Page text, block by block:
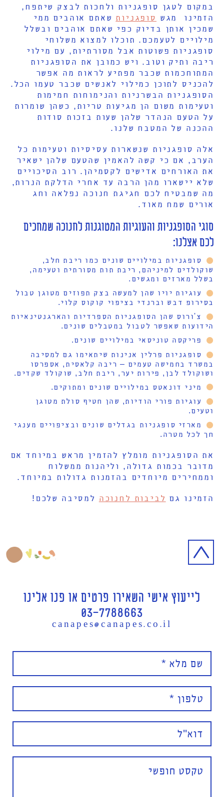
במקום לטגן סופגניות ולחכות לבצק שיתפח,
הזמינו מגש סופגניות שאתם אוהבים ממי
שמכין אותן בדיוק כפי שאתם אוהבים ובשלל
מילויים לטעמכם. תוכלו למצוא משלוחי
סופגניות פשוטות אבל מסורתיות, עם מילוי
ריבה ותיק וטוב. ויש כמובן את הסופגניות
המתוחכמות שכבר מפתיע לראות מה אפשר
להכניס לתוכן כמילוי לאנשים שכבר טעמו הכל.
הסופגניות הבשרניות והנימוחות חמימות
וטעימות משום הן מגיעות טריות, כשהן שומרות
על הטעם הנהדר שלהן שעות בזכות סודות
ההכנה של המטבח שלנו.
אלה סופגניות שנשארות עסיסיות וטעימות כל
הערב, אם כי קשה להאמין שהטעם שלהן ישאיר
את האורחים אדישים לקסמיהן. רוב הסיכויים
שלא יישארו מהן הרבה עד אחרי הדלקת הנרות,
מה שמבטיח לכם חגיגת חנוכה נפלאה וחג
אורים שמח מאוד.
סוגי הסופגניות והעוגיות המטוגנות לחנוכה שמחכים
לכם אצלנו:
סופגניות במילויים שונים כמו ריבת חלב,
שוקולדים למיניהם, ריבת תות מסורתית וטעימה,
בשלל מארזים ומגשים.
עוגיות יויו שהן למעשה בצק תפוזים מטוגן טבול
בסירופ דבש וברנדי בציפוי קוקוס קלוי.
צ'ורוס שהן הסופגניות הספרדיות והארגנטינאיות
הידועות שאפשר לטבול במטבלים שונים.
פריקסה טוניסאי במילויים שונים.
סופגניות פרלין אנינות שיתאימו גם למסיבה
במשרד בחמישה טעמים – ריבה קלאסית, אספרסו
ושוקולד לבן, פירות יער, ריבת חלב, שוקולד שקדים.
מיני דונאטס במילויים שונים ומתוקים.
עוגיות פורי הודיות, שהן חטיף סולת מטוגן
וטעים.
מארזי סופגניות בגדלים שונים ובציפויים מענגי
חך לכל מטרה.
את הסופגניות מומלץ להזמין מראש במיוחד אם
מדובר בכמות גדולה, וליהנות ממשלוח
וממחירים מיוחדים בהזמנות גדולות במיוחד.
הזמינו גם לביבות לחנוכה למסיבה שלכם!
לייעוץ אישי השאירו פרטים או פנו אלינו
03-7788663
canapes@canapes.co.il